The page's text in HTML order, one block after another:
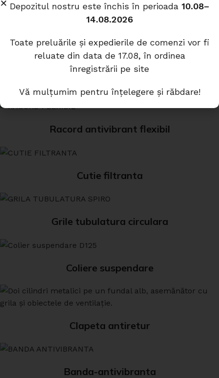
Palarie antiploaie
Racord antivibrant flexibil
Cutie filtranta
Grile tubulatura circulara
Coliere suspendare
Clapeta antiretur
Banda-antivibranta
Depozitul nostru este închis în perioada 10.08–
14.08.2026
Toate preluările și expedierile de comenzi vor fi
reluate din data de 17.08, în ordinea
înregistrării pe site
Vă mulțumim pentru înțelegere și răbdare!